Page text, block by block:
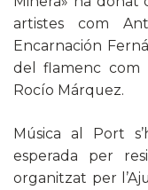
artistes com
Encarnación
del flamenc com
Rocío Márquez.
Música al Port
esperada per
organitzat per